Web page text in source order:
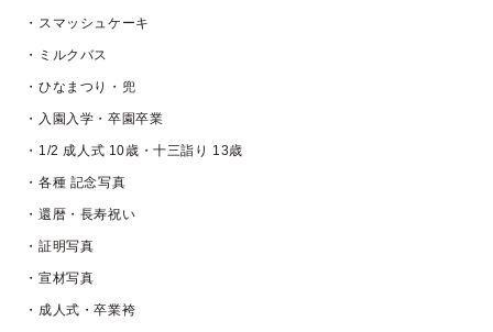
・スマッシュケーキ
・ミルクバス
・ひなまつり・兜
・入園入学・卒園卒業
・1/2 成人式 10歳・十三詣り 13歳
・各種 記念写真
・還暦・長寿祝い
・証明写真
・宣材写真
・成人式・卒業袴